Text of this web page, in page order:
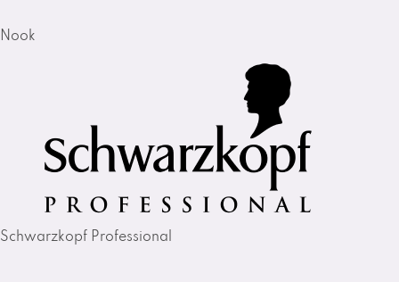
Nook
Schwarzkopf Professional